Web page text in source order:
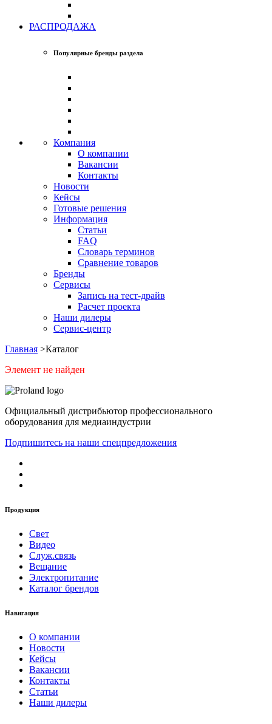
РАСПРОДАЖА
Популярные бренды раздела
Компания
О компании
Вакансии
Контакты
Новости
Кейсы
Готовые решения
Информация
Статьи
FAQ
Словарь терминов
Сравнение товаров
Бренды
Сервисы
Запись на тест-драйв
Расчет проекта
Наши дилеры
Сервис-центр
Главная >Каталог
Элемент не найден
Официальный дистрибьютор профессионального
оборудования для медиаиндустрии
Подпишитесь на наши спецпредложения
Продукция
Свет
Видео
Служ.связь
Вещание
Электропитание
Каталог брендов
Навигация
О компании
Новости
Кейсы
Вакансии
Контакты
Статьи
Наши дилеры